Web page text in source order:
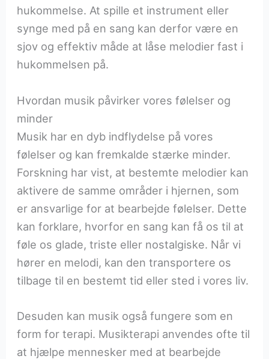
hukommelse. At spille et instrument eller
synge med på en sang kan derfor være en
sjov og effektiv måde at låse melodier fast i
hukommelsen på.
Hvordan musik påvirker vores følelser og
minder
Musik har en dyb indflydelse på vores
følelser og kan fremkalde stærke minder.
Forskning har vist, at bestemte melodier kan
aktivere de samme områder i hjernen, som
er ansvarlige for at bearbejde følelser. Dette
kan forklare, hvorfor en sang kan få os til at
føle os glade, triste eller nostalgiske. Når vi
hører en melodi, kan den transportere os
tilbage til en bestemt tid eller sted i vores liv.
Desuden kan musik også fungere som en
form for terapi. Musikterapi anvendes ofte til
at hjælpe mennesker med at bearbejde